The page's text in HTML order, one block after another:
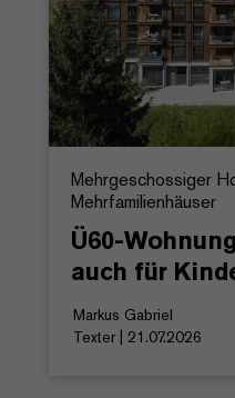
Mehrgeschossiger
Mehrfamilienhäuser
Ü60-
auch für
Markus Gabriel
Texter | 21.07.2026